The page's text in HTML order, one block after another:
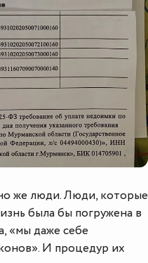
же люди. Люди, которые
была бы погружена в
«мы даже себе
И процедур их